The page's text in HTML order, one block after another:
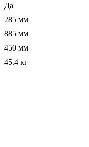
Да
285 мм
885 мм
450 мм
45.4 кг